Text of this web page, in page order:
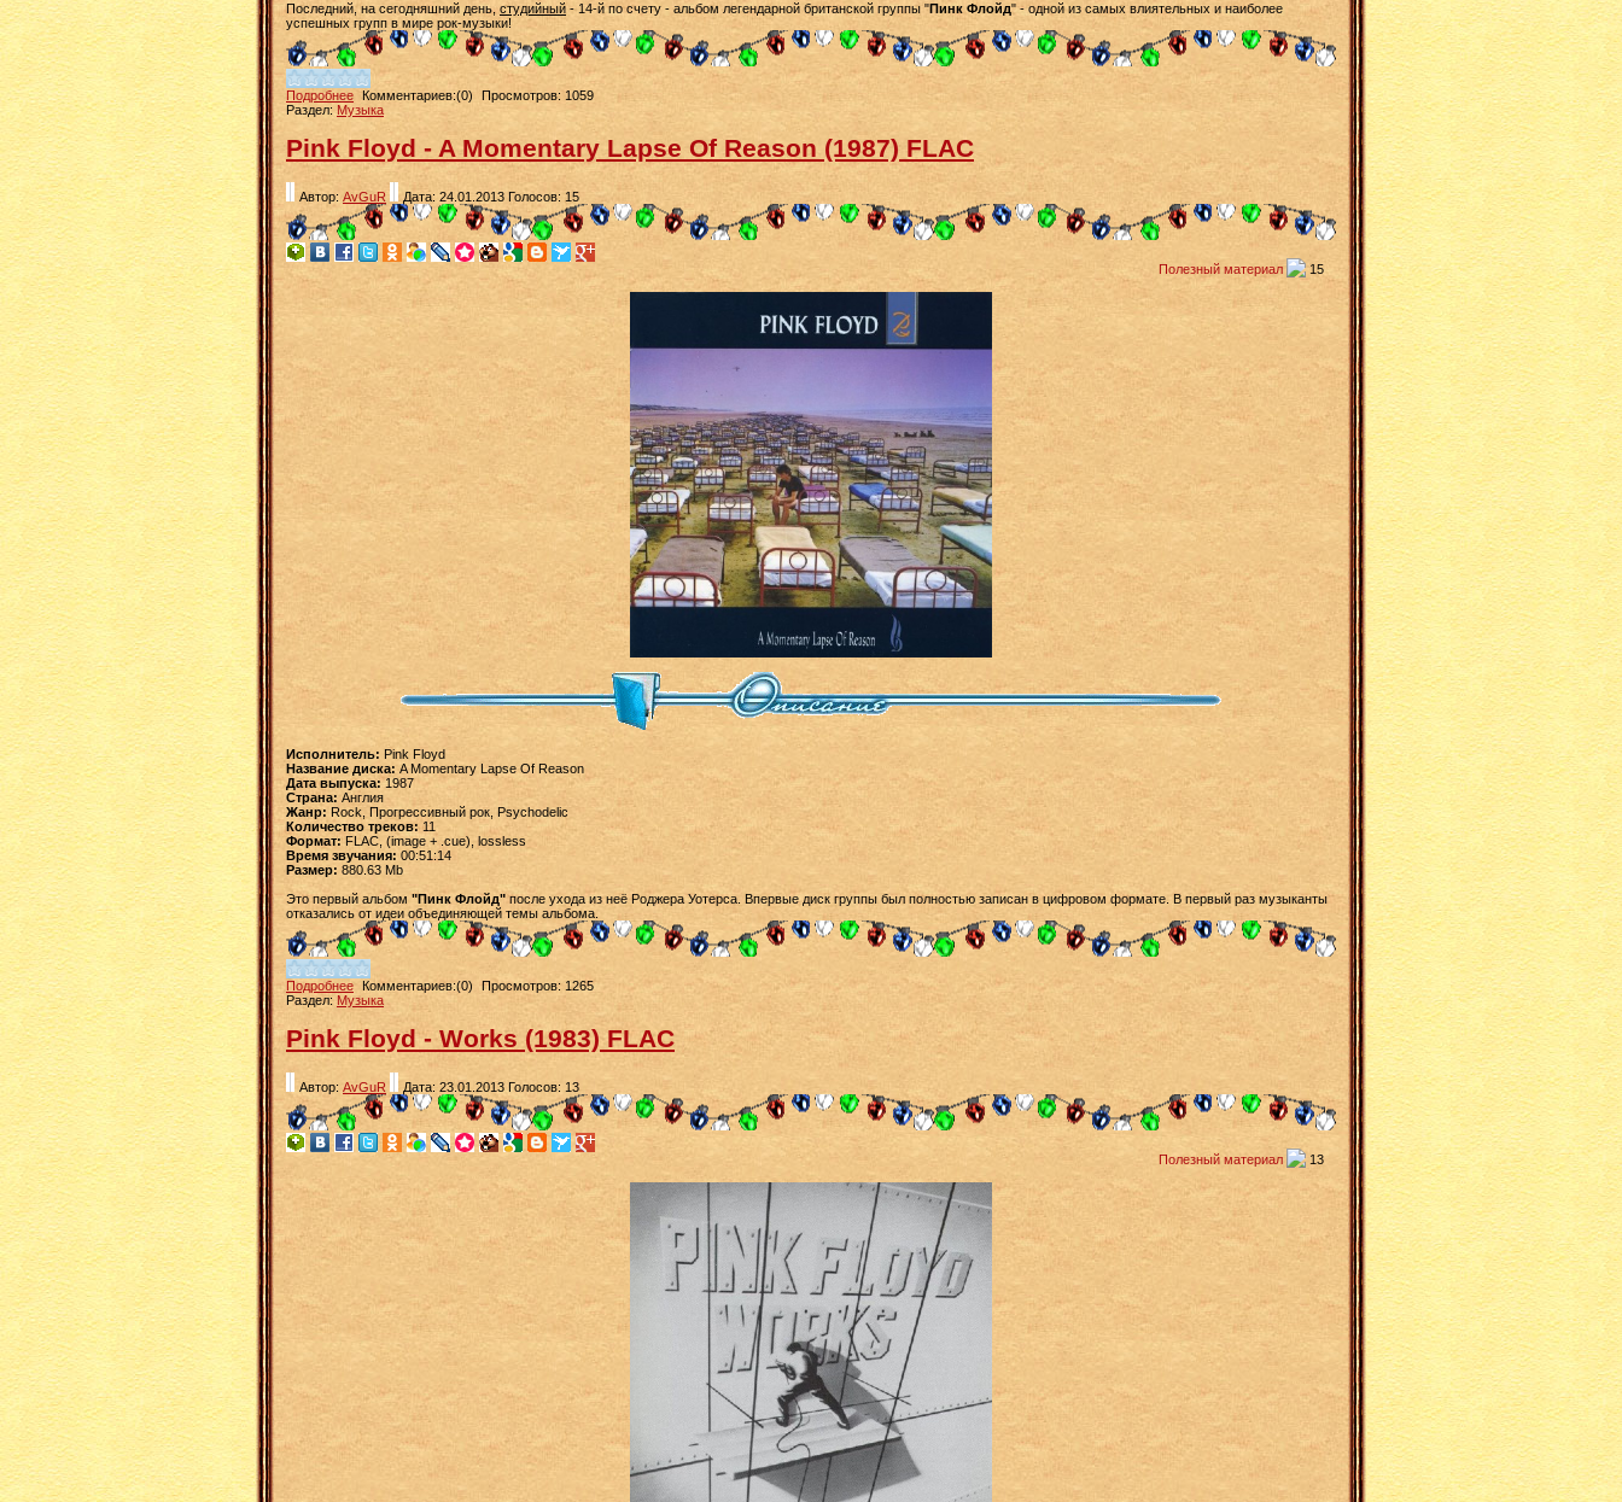
Последний, на сегодняшний день, студийный - 14-й по счету - альбом легендарной британской группы "Пинк Флойд" - одной из самых влиятельных и наиболее
успешных групп в мире рок-музыки!
Подробнее Комментариев:(0)
Просмотров: 1059
Раздел: Музыка
Pink Floyd - A Momentary Lapse Of Reason (1987) FLAC
Автор: AvGuR Дата: 24.01.2013 Голосов: 15
Полезный материал 15
Исполнитель: Pink Floyd
Название диска: A Momentary Lapse Of Reason
Дата выпуска:1987
Страна: Англия
Жанр: Rock, Прогрессивный рок, Psychodelic
Количество треков: 11
Формат: FLAC, (image + .cue), lossless
Время звучания: 00:51:14
Размер: 880.63 Mb
Это первый альбом "Пинк Флойд" после ухода из неё Роджера Уотерса. Впервые диск группы был полностью записан в цифровом формате. В первый раз музыканты
отказались от идеи объединяющей темы альбома.
Подробнее Комментариев:(0)
Просмотров: 1265
Раздел: Музыка
Pink Floyd - Works (1983) FLAC
Автор: AvGuR Дата: 23.01.2013 Голосов: 13
Полезный материал 13